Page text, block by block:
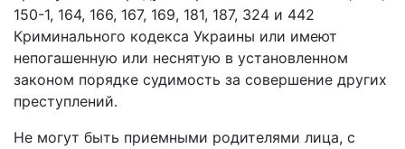
150-1, 164, 166, 167, 169, 181, 187, 324 и 442
Криминального кодекса Украины или имеют
непогашенную или неснятую в установленном
законом порядке судимость за совершение других
преступлений.
Не могут быть приемными родителями лица, с